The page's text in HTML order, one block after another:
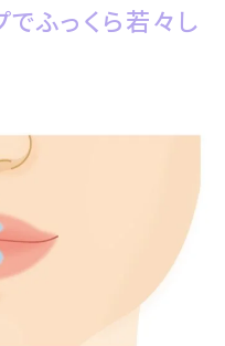
ふっくら若々し